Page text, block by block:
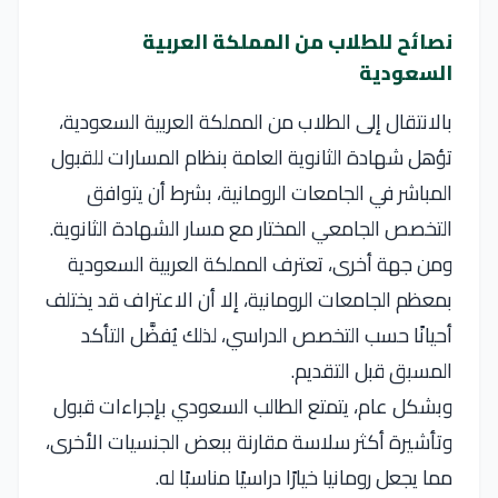
نصائح للطلاب من المملكة العربية
السعودية
بالانتقال إلى الطلاب من المملكة العربية السعودية،
تؤهل شهادة الثانوية العامة بنظام المسارات للقبول
المباشر في الجامعات الرومانية، بشرط أن يتوافق
التخصص الجامعي المختار مع مسار الشهادة الثانوية.
ومن جهة أخرى، تعترف المملكة العربية السعودية
بمعظم الجامعات الرومانية، إلا أن الاعتراف قد يختلف
أحيانًا حسب التخصص الدراسي، لذلك يُفضَّل التأكد
المسبق قبل التقديم.
وبشكل عام، يتمتع الطالب السعودي بإجراءات قبول
وتأشيرة أكثر سلاسة مقارنة ببعض الجنسيات الأخرى،
مما يجعل رومانيا خيارًا دراسيًا مناسبًا له.